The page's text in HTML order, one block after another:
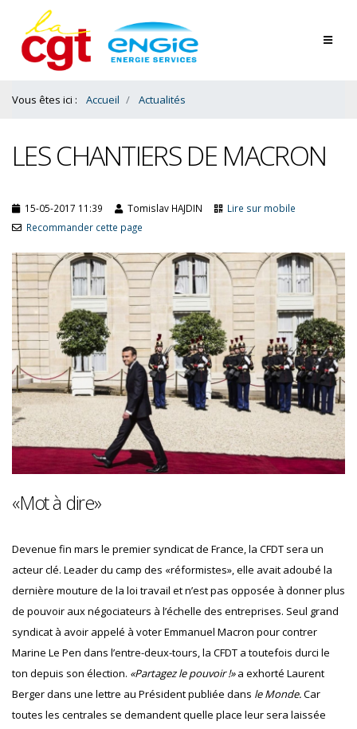
Contenu
Bas
Vous êtes ici : Accueil Actualités
LES CHANTIERS DE MACRON
15-05-2017 11:39 Tomislav HAJDIN
Lire sur mobile
Recommander cette page
«Mot à dire»
Devenue fin mars le premier syndicat de France, la CFDT sera un
acteur clé. Leader du camp des «réformistes», elle avait adoubé la
dernière mouture de la loi travail et n’est pas opposée à donner plus
de pouvoir aux négociateurs à l’échelle des entreprises. Seul grand
syndicat à avoir appelé à voter Emmanuel Macron pour contrer
Marine Le Pen dans l’entre-deux-tours, la CFDT a toutefois durci le
ton depuis son élection. «Partagez le pouvoir !»a exhorté Laurent
Berger dans une lettre au Président publiée dans le Monde.Car
toutes les centrales se demandent quelle place leur sera laissée